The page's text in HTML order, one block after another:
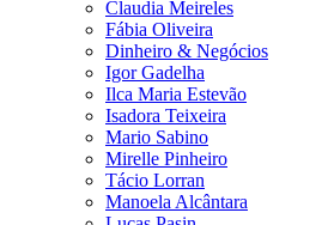
Claudia Meireles
Fábia Oliveira
Dinheiro & Negócios
Igor Gadelha
Ilca Maria Estevão
Isadora Teixeira
Mario Sabino
Mirelle Pinheiro
Tácio Lorran
Manoela Alcântara